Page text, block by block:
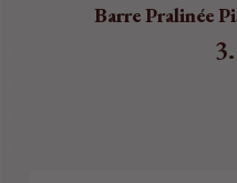
Barre Pralinée